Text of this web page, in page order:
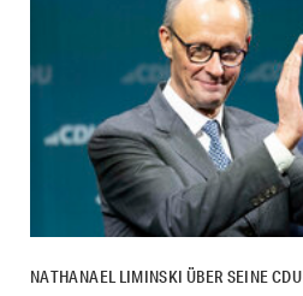
NATHANAEL LIMINSKI ÜBER SEINE CDU